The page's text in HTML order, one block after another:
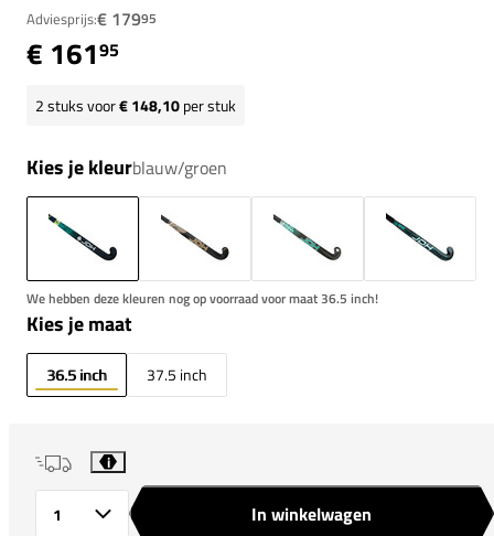
Adviesprijs:€ 17995
€ 16195
2stuks voor€ 148,10per stuk
Kies je kleurblauw/groen
We hebben deze kleuren nog op voorraad voor maat 36.5 inch!
Kies je maat
36.5 inch 37.5 inch
i
In winkelwagen